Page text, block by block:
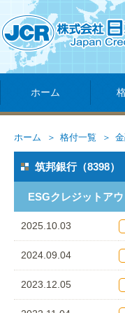
ホーム
ホーム 格付一覧
筑邦銀行（8398）
ESGクレジットア
2025.10.03
2024.09.04
2023.12.05